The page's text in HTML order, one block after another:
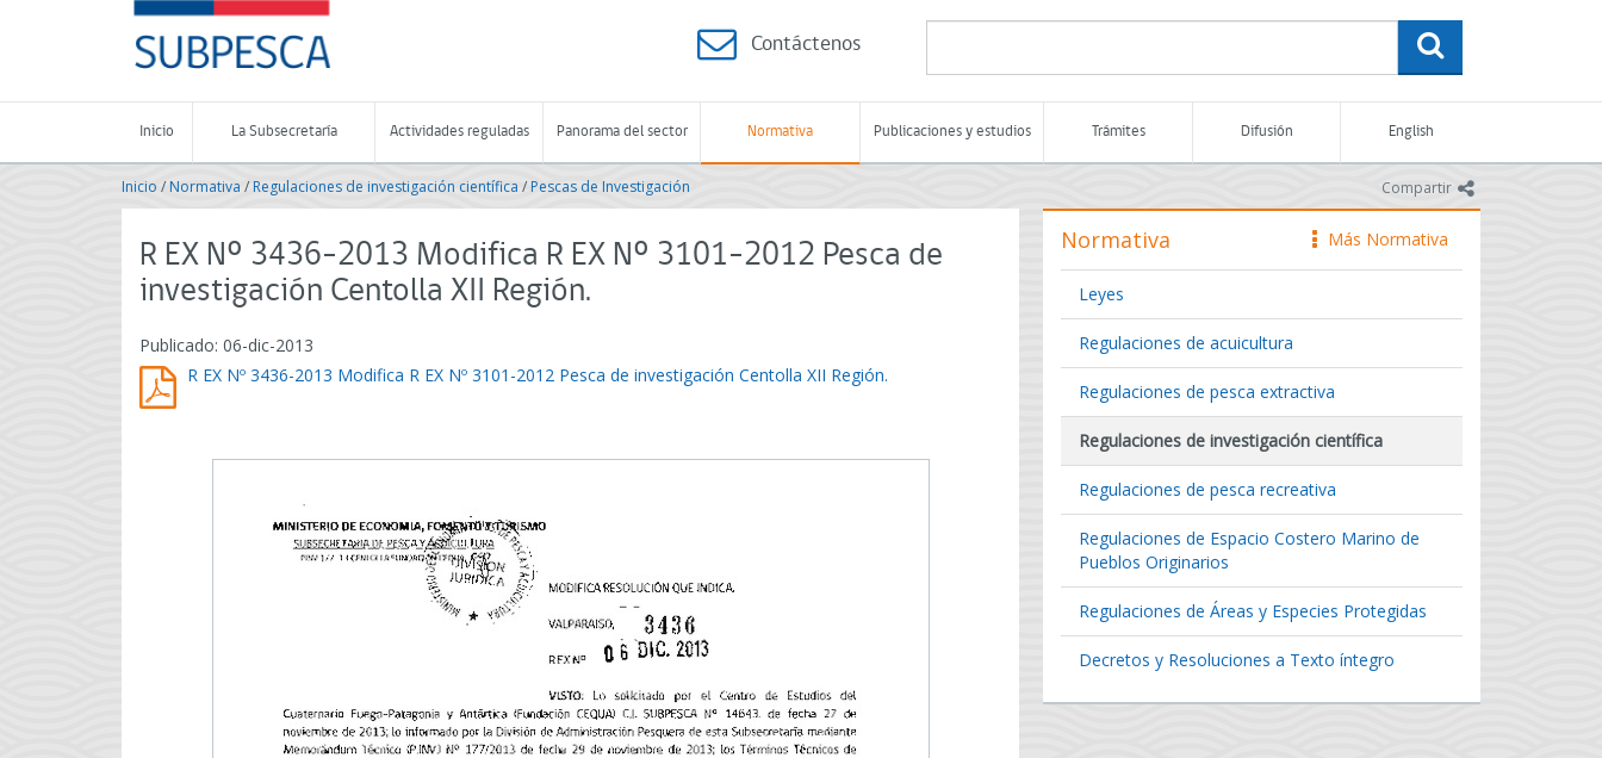
-
Subsecretaría
de
Pesca
Acuicultura
-
de
Chile
Contáctenos
Inicio La Subsecretaría Actividades reguladas Panorama del sector Normativa Publicaciones y estudios Trámites Difusión English
Compartir icono
Inicio /Normativa / Regulaciones de investigación científica /Pescas de Investigación
R EX Nº 3436-2013 Modifica R EX Nº 3101-2012 Pesca de
investigación Centolla XII Región.
Publicado: 06-dic-2013
R EX Nº 3436-2013 Modifica R EX Nº 3101-2012 Pesca de investigación Centolla XII Región.
icono
Más Normativa
Normativa
Leyes
Regulaciones de acuicultura
Regulaciones de pesca extractiva
Regulaciones de investigación científica
Regulaciones de pesca recreativa
Regulaciones de Espacio Costero Marino de
Pueblos Originarios
Regulaciones de Áreas y Especies Protegidas
Decretos y Resoluciones a Texto íntegro